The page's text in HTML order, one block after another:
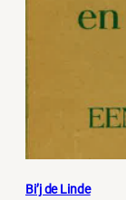
Bi’j de Linde